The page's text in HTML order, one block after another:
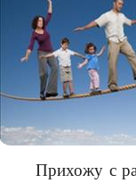
Прихожу с